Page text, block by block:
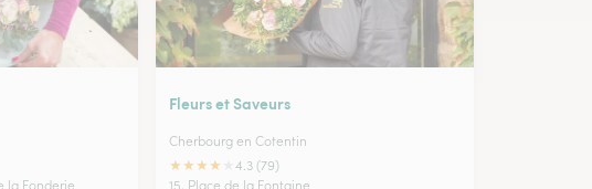
la Fonderie
Fleurs et Saveurs
Cherbourg en Cotentin
★★★★
4.3 (79)
15, Place de la Fontaine